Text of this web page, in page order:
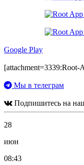
Google Play
[attachment=3339:Root-
Мы в телеграм
Подпишитесь на
28
июн
08:43